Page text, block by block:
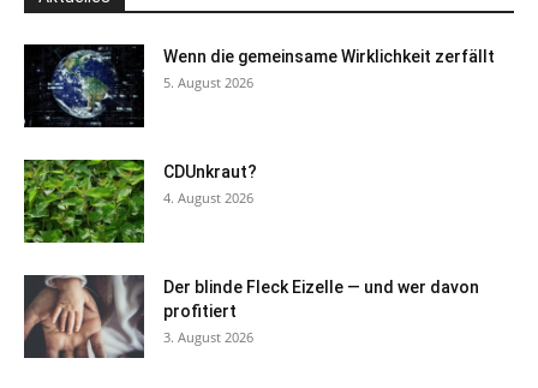
Wenn die gemeinsame Wirklichkeit zerfällt
5. August 2026
CDUnkraut?
4. August 2026
Der blinde Fleck Eizelle — und wer davon
profitiert
3. August 2026